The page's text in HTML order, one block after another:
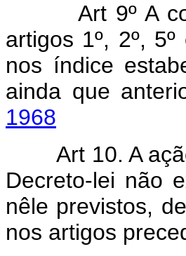
Art 9º A
artigos 1º, 2º,
nos índice
ainda que
1968
Art 10. A
Decreto-lei não
nêle previstos,
nos artigos